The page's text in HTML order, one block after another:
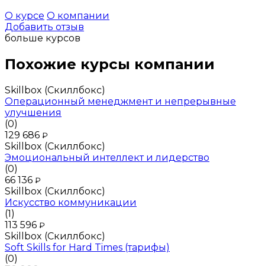
О курсе О компании
Добавить отзыв
больше курсов
Похожие курсы компании
Skillbox (Скиллбокс)
Операционный менеджмент и непрерывные
улучшения
(0)
129 686 ₽
Skillbox (Скиллбокс)
Эмоциональный интеллект и лидерство
(0)
66 136 ₽
Skillbox (Скиллбокс)
Искусство коммуникации
(1)
113 596 ₽
Skillbox (Скиллбокс)
Soft Skills for Hard Times (тарифы)
(0)